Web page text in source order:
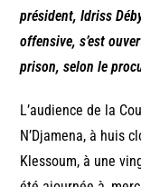
président, Idriss
offensive, s’est
prison, selon le
L’audience de la
N’Djamena, à huis
Klessoum, à une